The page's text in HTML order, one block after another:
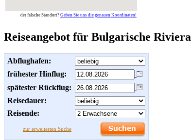
der falsche Standort? Geben Sie uns die genauen Koordinaten!
Reiseangebot für Bulgarische Riviera
Abflughafen:
frühester Hinflug:
spätester Rückflug:
Reisedauer:
Reisende:
zur erweiterten Suche